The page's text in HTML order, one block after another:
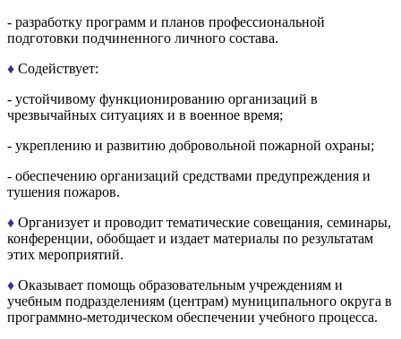
- разработку программ и планов профессиональной
подготовки подчиненного личного состава.
♦ Содействует:
- устойчивому функционированию организаций в
чрезвычайных ситуациях и в военное время;
- укреплению и развитию добровольной пожарной охраны;
- обеспечению организаций средствами предупреждения и
тушения пожаров.
♦ Организует и проводит тематические совещания, семинары,
конференции, обобщает и издает материалы по результатам
этих мероприятий.
♦ Оказывает помощь образовательным учреждениям и
учебным подразделениям (центрам) муниципального округа в
программно-методическом обеспечении учебного процесса.